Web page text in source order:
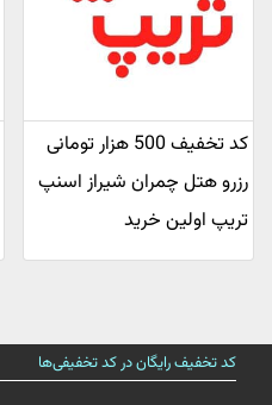
کد تخفیف 500 هزار تومانی
رزرو هتل چمران شیراز اسنپ
تریپ اولین خرید
کد تخفیف رایگان در کد تخفیفی‌ها